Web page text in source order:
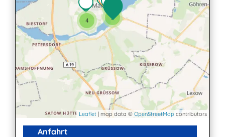
4
3
Leaflet | map data © OpenStreetMap contributors
Anfahrt